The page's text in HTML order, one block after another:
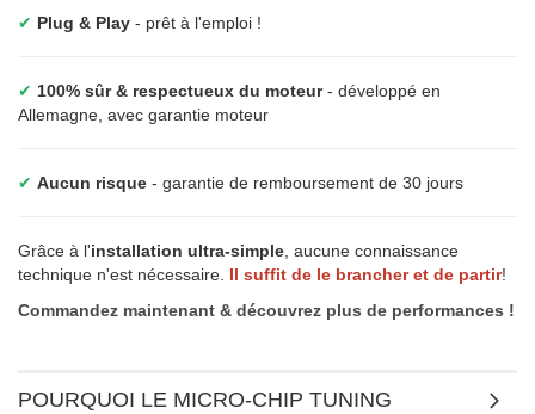
✔ Plug & Play - prêt à l'emploi !
✔ 100% sûr & respectueux du moteur- développé en
Allemagne, avec garantie moteur
✔ Aucun risque - garantie de remboursement de 30 jours
Grâce à l'installation ultra-simple , aucune connaissance
technique n'est nécessaire. Il suffit de le brancher et de partir!
Commandez maintenant & découvrez plus de performances !
POURQUOI LE MICRO-CHIP TUNING